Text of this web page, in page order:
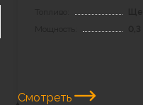
Смотреть